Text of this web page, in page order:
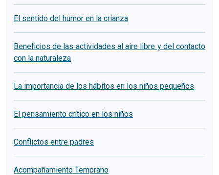
El sentido del humor en la crianza
Beneficios de las actividades al aire libre y del contacto
con la naturaleza
La importancia de los hábitos en los niños pequeños
El pensamiento crítico en los niños
Conflictos entre padres
Acompañamiento Temprano